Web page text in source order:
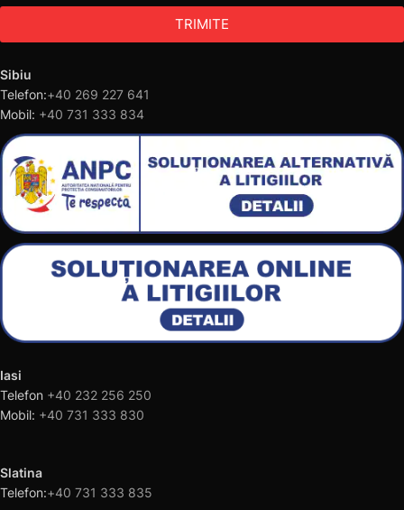
TRIMITE
Sibiu
Telefon:+40 269 227 641
Mobil: +40 731 333 834
Iasi
Telefon +40 232 256 250
Mobil: +40 731 333 830
Slatina
Telefon:+40 731 333 835